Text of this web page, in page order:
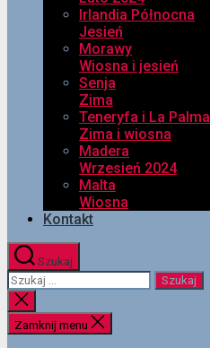
Irlandia Północna
Jesień
Morawy
Wiosna i jesień
Senja
Zima
Teneryfa i La Palma
Zima i wiosna
Madera
Wrzesień 2024
Malta
Wiosna
Kontakt
Szukaj
Szukaj:
Zamknij
wyszukiwanie
Zamknij menu